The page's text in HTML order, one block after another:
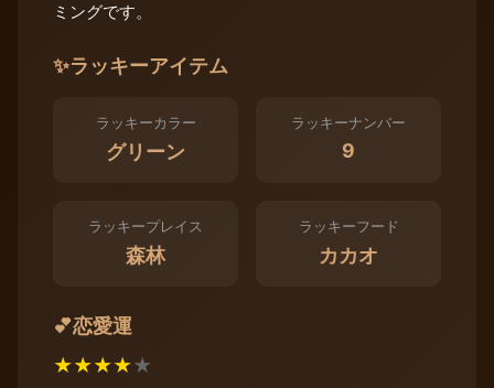
ミングです。
✨ラッキーアイテム
ラッキーカラー
グリーン
ラッキーナンバー
9
ラッキープレイス
森林
ラッキーフード
カカオ
💕恋愛運
★★★★★